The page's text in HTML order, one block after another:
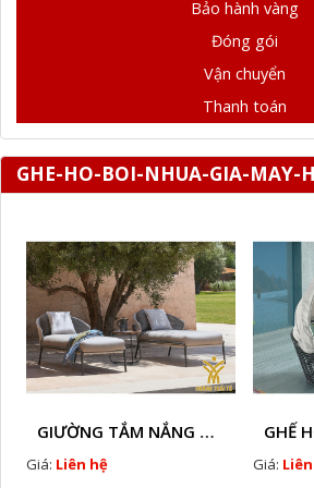
Bảo hành vàng
Đóng gói
Vận chuyển
Thanh toán
GHE-HO-BOI-NHUA-GIA-MAY-
GIƯỜNG TẮM NẮNG GIẢ MÂY HTT - B78
Giá: Liên hệ Giá: